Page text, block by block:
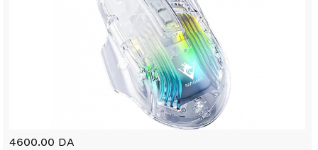
4600.00 DA